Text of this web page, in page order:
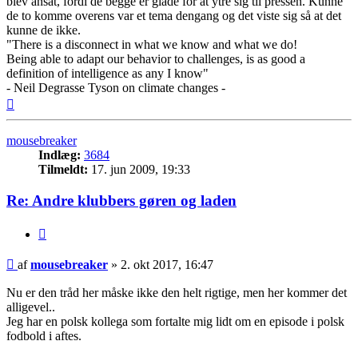
de to komme overens var et tema dengang og det viste sig så at det
kunne de ikke.
"There is a disconnect in what we know and what we do!
Being able to adapt our behavior to challenges, is as good a
definition of intelligence as any I know"
- Neil Degrasse Tyson on climate changes -
mousebreaker
Indlæg: 3684
Tilmeldt: 17. jun 2009, 19:33
Re: Andre klubbers gøren og laden
Indlæg
afmousebreaker » 2. okt 2017, 16:47
Nu er den tråd her måske ikke den helt rigtige, men her kommer det
alligevel..
Jeg har en polsk kollega som fortalte mig lidt om en episode i polsk
fodbold i aftes.